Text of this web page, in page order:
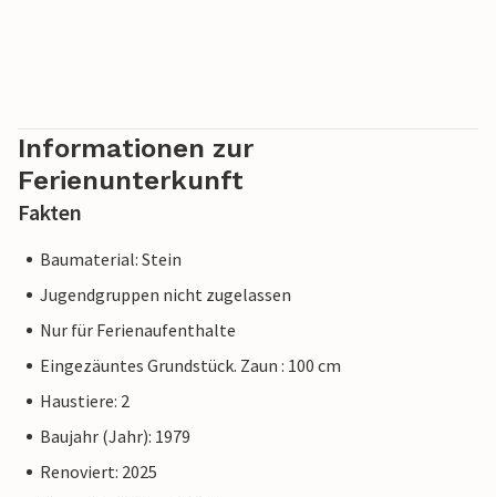
Informationen zur
Ferienunterkunft
Fakten
Baumaterial: Stein
Jugendgruppen nicht zugelassen
Nur für Ferienaufenthalte
Eingezäuntes Grundstück. Zaun : 100 cm
Haustiere: 2
Baujahr (Jahr): 1979
Renoviert: 2025